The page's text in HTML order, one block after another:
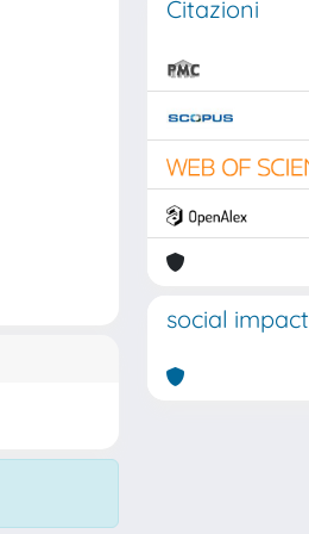
Citazioni
social impact